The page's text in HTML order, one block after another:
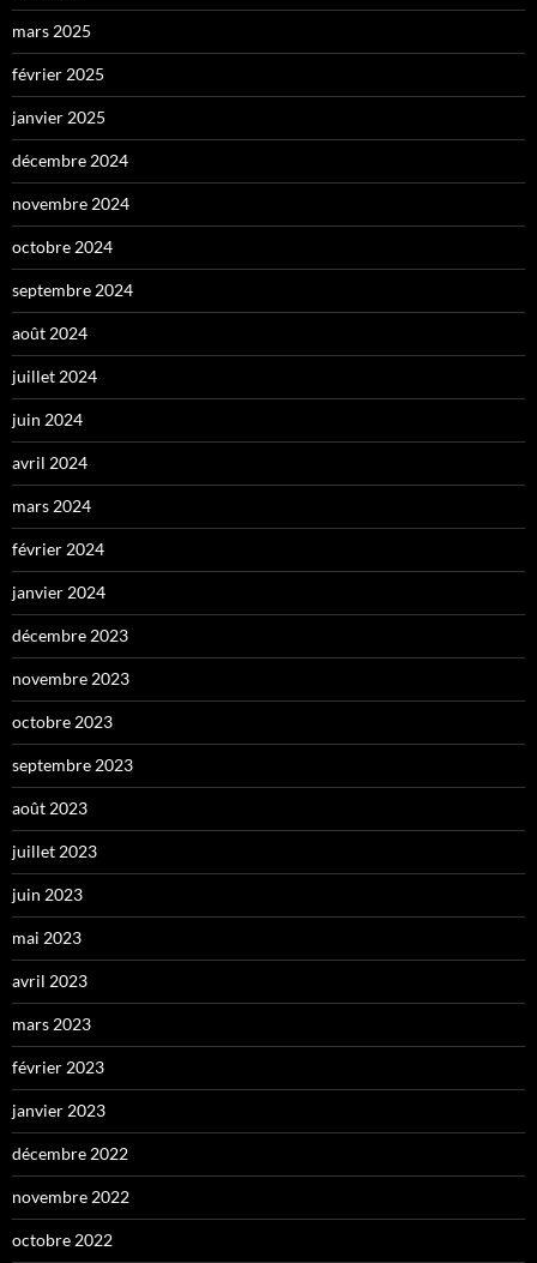
mars 2025
février 2025
janvier 2025
décembre 2024
novembre 2024
octobre 2024
septembre 2024
août 2024
juillet 2024
juin 2024
avril 2024
mars 2024
février 2024
janvier 2024
décembre 2023
novembre 2023
octobre 2023
septembre 2023
août 2023
juillet 2023
juin 2023
mai 2023
avril 2023
mars 2023
février 2023
janvier 2023
décembre 2022
novembre 2022
octobre 2022